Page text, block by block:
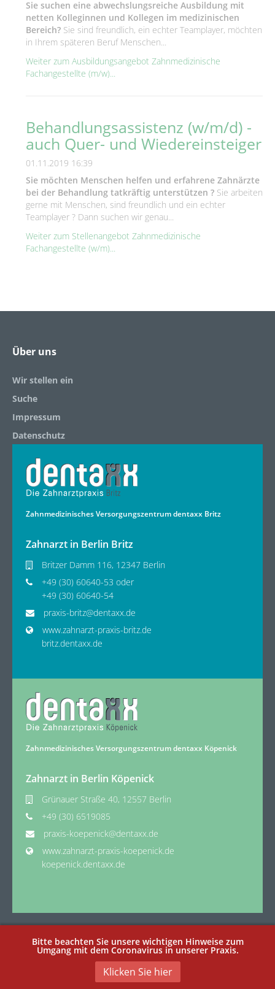
Sie suchen eine abwechslungsreiche Ausbildung mit
netten Kolleginnen und Kollegen im medizinischen
Bereich? Sie sind freundlich, ein echter Teamplayer, möchten
in Ihrem späteren Beruf Menschen...
Weiter zum Ausbildungsangebot Zahnmedizinische
Fachangestellte (m/w)...
Behandlungsassistenz (w/m/d) -
auch Quer- und Wiedereinsteiger
01.11.2019 16:39
Sie möchten Menschen helfen und erfahrene Zahnärzte
bei der Behandlung tatkräftig unterstützen ? Sie arbeiten
gerne mit Menschen, sind freundlich und ein echter
Teamplayer ? Dann suchen wir genau...
Weiter zum Stellenangebot Zahnmedizinische
Fachangestellte (w/m)...
Bitte beachten Sie unsere wichtigen Hinweise zum
Umgang mit dem Coronavirus in unserer Praxis.
Klicken Sie hier
Über uns
Wir stellen ein
Suche
Impressum
Datenschutz
Zahnmedizinisches Versorgungszentrum dentaxx Britz
Zahnarzt in Berlin Britz
Britzer Damm 116, 12347 Berlin
+49 (30) 60640-53 oder
+49 (30) 60640-54
praxis-britz@dentaxx.de
www.zahnarzt-praxis-britz.de
britz.dentaxx.de
Zahnmedizinisches Versorgungszentrum dentaxx Köpenick
Zahnarzt in Berlin Köpenick
Grünauer Straße 40, 12557 Berlin
+49 (30) 6519085
praxis-koepenick@dentaxx.de
www.zahnarzt-praxis-koepenick.de
koepenick.dentaxx.de
Copyright © 2026 dentaxx - Zahnarzt Berlin Köpenick. Alle Rechte